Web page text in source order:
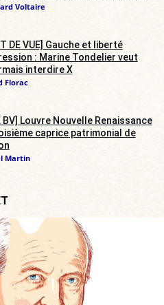
Voltaire
DE VUE] Gauche et liberté
: Marine Tondelier veut
interdire X
Florac
BV] Louvre Nouvelle Renaissance
caprice patrimonial de
Martin